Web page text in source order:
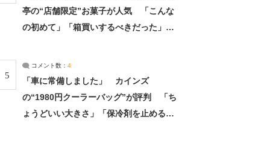
亭の“店舗限定”お菓子が人気 「こんな
の初めて」「箱買いするべきだった」
5
コメント数： 4
「車に常備しました」 カインズ
の“1980円クーラーバッグ”が評判 「ち
ょうどいい大きさ」「保冷剤を止めるベ